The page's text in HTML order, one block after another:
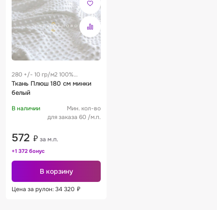
280 +/- 10 гр/м2 100%
полиэстер 0.45 м
Ткань Плюш 180 см минки
белый
В наличии
Мин. кол-во
для заказа 60 /м.п.
572 ₽ за м.п.
+1 372 бонус
В корзину
Цена за рулон: 34 320 ₽